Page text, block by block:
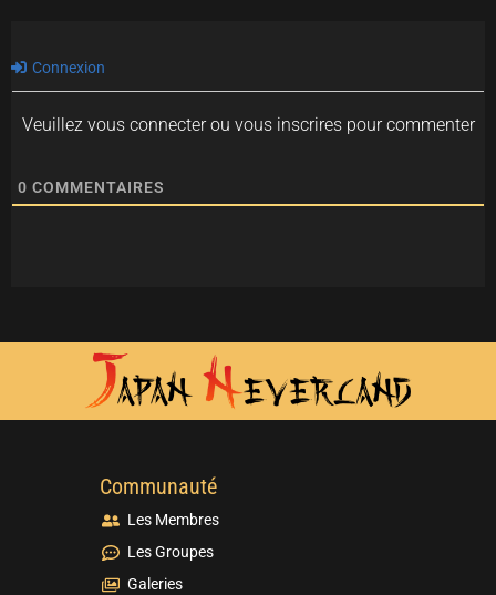
Connexion
Veuillez vous connecter ou vous inscrires pour commenter
0 COMMENTAIRES
Communauté
Les Membres
Les Groupes
Galeries